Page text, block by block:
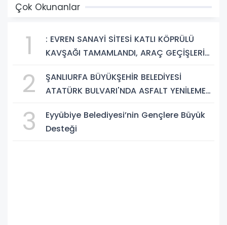
Çok Okunanlar
1
: EVREN SANAYİ SİTESİ KATLI KÖPRÜLÜ
KAVŞAĞI TAMAMLANDI, ARAÇ GEÇİŞLERİ
2
ŞANLIURFA BÜYÜKŞEHİR BELEDİYESİ
ATATÜRK BULVARI'NDA ASFALT YENİLEME
3
Eyyübiye Belediyesi’nin Gençlere Büyük
Desteği